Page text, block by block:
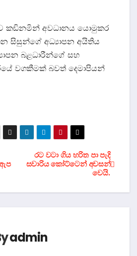
කඩිනමින් අවධානය යොමුකර
සිසුන්ගේ අධ්‍යාපන අයිතිය
බළධාරීන්ගේ සහ
වගකීමක් බවත් දෙමාපියන්
රට වටා ගිය හරිත පා පැදි
සවාරිය කෝට්ටෙන් අවසන්
වෙයි.
admin